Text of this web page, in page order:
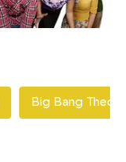
Big Bang